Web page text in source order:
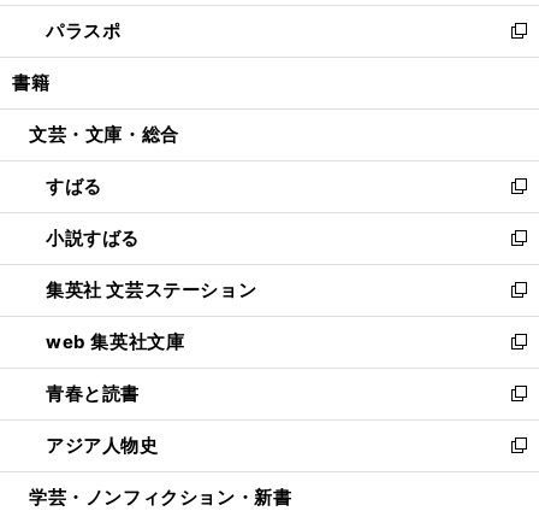
ウ
で
開
ン
ド
ウ
開
ウ
ィ
ン
ウ
開
く
し
い
ウ
ン
ウ
で
開
く
パラスポ
新
し
ウ
ン
ド
ウ
で
開
く
書籍
文芸・文庫・総合
すばる
新
し
い
ウ
ィ
ン
ド
ウ
で
開
く
小説すばる
新
し
い
ウ
ィ
ン
ド
ウ
で
開
集英社 文芸ステーション
新
し
い
ウ
ィ
ン
ド
ウ
web 集英社文庫
新
し
い
ウ
ィ
ン
青春と読書
新
し
い
ウ
アジア人物史
新
し
学芸・ノンフィクション・新書